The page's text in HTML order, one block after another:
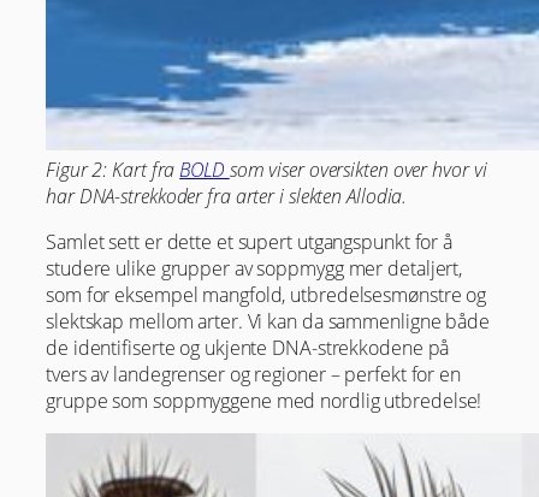
Figur 2: Kart fraBOLD som viser oversikten over hvor vi
har DNA-strekkoder fra arter i slekten Allodia.
Samlet sett er dette et supert utgangspunkt for å
studere ulike grupper av soppmygg mer detaljert,
som for eksempel mangfold, utbredelsesmønstre og
slektskap mellom arter. Vi kan da sammenligne både
de identifiserte og ukjente DNA-strekkodene på
tvers av landegrenser og regioner – perfekt for en
gruppe som soppmyggene med nordlig utbredelse!